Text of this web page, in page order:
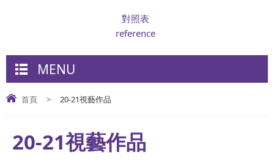
對照表
reference
MENU
首頁 > 20-21視藝作品
20-21視藝作品